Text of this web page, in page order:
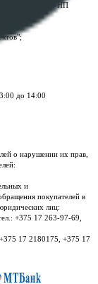
, УНП
до 14:00
о нарушении их прав,
и
покупателей в
лиц:
+375 17 263-97-69,
+375 17 2180175, +375 17